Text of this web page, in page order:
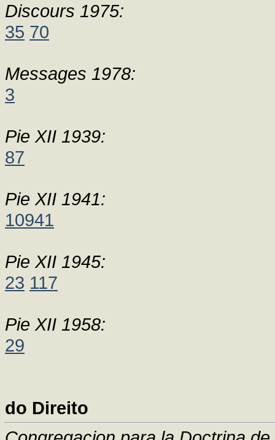
Discours 1975:
35 70
Messages 1978:
3
Pie XII 1939:
87
Pie XII 1941:
10941
Pie XII 1945:
23 117
Pie XII 1958:
29
do Direito